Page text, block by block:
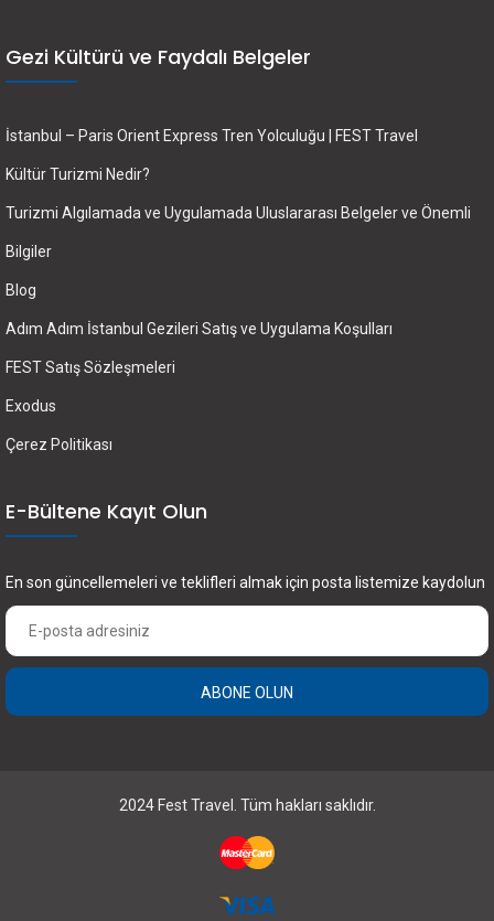
için Üye Olun.
Gezi Kültürü ve Faydalı Belgeler
İstanbul – Paris Orient Express Tren Yolculuğu | FEST Travel
Kültür Turizmi Nedir?
Turizmi Algılamada ve Uygulamada Uluslararası Belgeler ve Önemli
Bilgiler
Blog
Adım Adım İstanbul Gezileri Satış ve Uygulama Koşulları
FEST Satış Sözleşmeleri
Exodus
Çerez Politikası
E-Bültene Kayıt Olun
En son güncellemeleri ve teklifleri almak için posta listemize kaydolun
ABONE OLUN
2024 Fest Travel. Tüm hakları saklıdır.